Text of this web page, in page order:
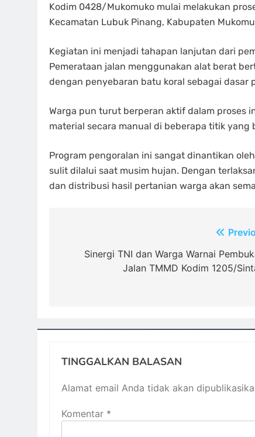
Kodim 0428/Mukomuko mulai melakukan
Kecamatan Lubuk Pinang, Kabupaten
Kegiatan ini menjadi tahapan lanjutan dari
Pemerataan jalan menggunakan alat berat
dengan penyebaran batu koral sebagai dasar
Warga pun turut berperan aktif dalam proses
material secara manual di beberapa titik yang
Program pengoralan ini sangat dinantikan
sulit dilalui saat musim hujan. Dengan
dan distribusi hasil pertanian warga akan
posSinergi TNI dan Warga Warnai
Jalan TMMD Kodim 1205/
TINGGALKAN BALASAN
Alamat email Anda tidak akan
Komentar *